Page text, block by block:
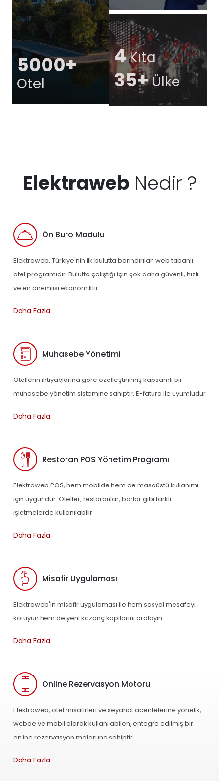
5000+
Otel
4Kıta
35+Ülke
Elektraweb Nedir ?
Ön Büro Modülü
Elektraweb, Türkiye'nin ilk bulutta barındırılan web tabanlı
otel programıdır. Bulutta çalıştığı için çok daha güvenli, hızlı
ve en önemlisi ekonomiktir
Daha Fazla
Muhasebe Yönetimi
Otellerin ihtiyaçlarına göre özelleştirilmiş kapsamlı bir
muhasebe yönetim sistemine sahiptir. E-fatura ile uyumludur
Daha Fazla
Restoran POS Yönetim Programı
Elektraweb POS, hem mobilde hem de masaüstü kullanımı
için uygundur. Oteller, restoranlar, barlar gibi farklı
işletmelerde kullanılabilir
Daha Fazla
Misafir Uygulaması
Elektraweb'in misafir uygulaması ile hem sosyal mesafeyi
koruyun hem de yeni kazanç kapılarını aralayın
Daha Fazla
Online Rezervasyon Motoru
Elektraweb, otel misafirleri ve seyahat acentelerine yönelik,
webde ve mobil olarak kullanılabilen, entegre edilmiş bir
online rezervasyon motoruna sahiptir.
Daha Fazla